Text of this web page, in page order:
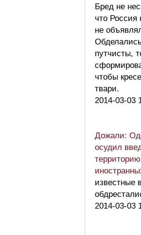
Бред не
что Россия
не
путчисты,
чтобы
твари.
2014-03-03
Дожали:
осудил
известные
2014-03-03